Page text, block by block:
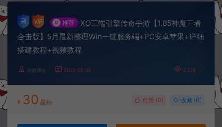
# 推荐
XO三端引擎传奇手游【1.85神魔王者
合击版】5月最新整理Win一键服务端+PC安卓苹果+详细
搭建教程+视频教程
冷雨泽ღ 2025-05-30 2,578
¥ 30 星钻 点赞 (0) 收藏 (0)